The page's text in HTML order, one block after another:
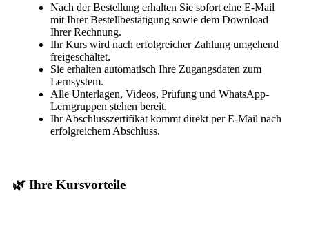
Nach der Bestellung erhalten Sie sofort eine E-Mail
mit Ihrer Bestellbestätigung sowie dem Download
Ihrer Rechnung.
Ihr Kurs wird nach erfolgreicher Zahlung umgehend
freigeschaltet.
Sie erhalten automatisch Ihre Zugangsdaten zum
Lernsystem.
Alle Unterlagen, Videos, Prüfung und WhatsApp-
Lerngruppen stehen bereit.
Ihr Abschlusszertifikat kommt direkt per E-Mail nach
erfolgreichem Abschluss.
🌿 Ihre Kursvorteile